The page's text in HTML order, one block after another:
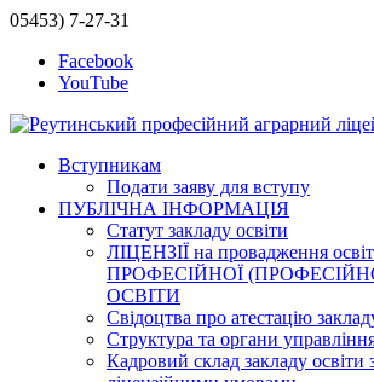
05453) 7-27-31
Facebook
YouTube
Вступникам
Подати заяву для вступу
ПУБЛІЧНА ІНФОРМАЦІЯ
Статут закладу освіти
ЛІЦЕНЗІЇ на провадження
ПРОФЕСІЙНОЇ
ОСВІТИ
Свідоцтва про атестацію
Структура та органи
Кадровий склад закладу освіти